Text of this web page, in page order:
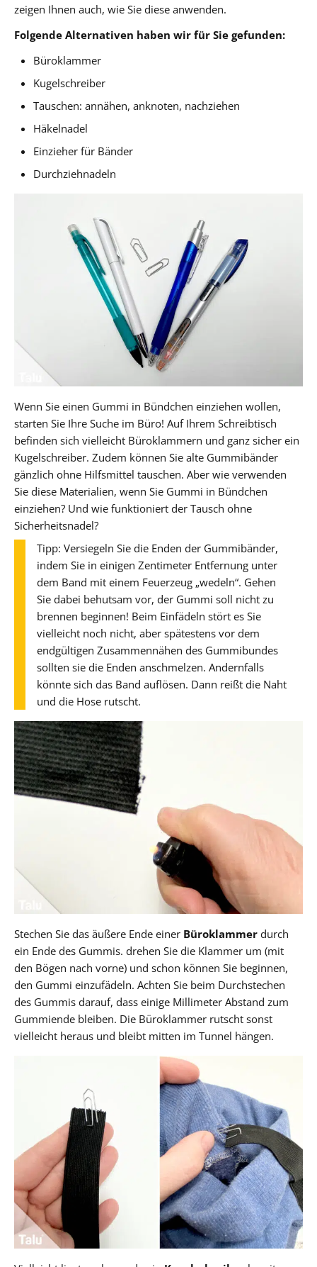
zeigen Ihnen auch, wie Sie diese anwenden.
Folgende Alternativen haben wir für Sie gefunden:
Büroklammer
Kugelschreiber
Tauschen: annähen, anknoten, nachziehen
Häkelnadel
Einzieher für Bänder
Durchziehnadeln
Wenn Sie einen Gummi in Bündchen einziehen wollen,
starten Sie Ihre Suche im Büro! Auf Ihrem Schreibtisch
befinden sich vielleicht Büroklammern und ganz sicher ein
Kugelschreiber. Zudem können Sie alte Gummibänder
gänzlich ohne Hilfsmittel tauschen. Aber wie verwenden
Sie diese Materialien, wenn Sie Gummi in Bündchen
einziehen? Und wie funktioniert der Tausch ohne
Sicherheitsnadel?
Tipp: Versiegeln Sie die Enden der Gummibänder,
indem Sie in einigen Zentimeter Entfernung unter
dem Band mit einem Feuerzeug „wedeln“. Gehen
Sie dabei behutsam vor, der Gummi soll nicht zu
brennen beginnen! Beim Einfädeln stört es Sie
vielleicht noch nicht, aber spätestens vor dem
endgültigen Zusammennähen des Gummibundes
sollten sie die Enden anschmelzen. Andernfalls
könnte sich das Band auflösen. Dann reißt die Naht
und die Hose rutscht.
Stechen Sie das äußere Ende einer Büroklammer durch
ein Ende des Gummis. drehen Sie die Klammer um (mit
den Bögen nach vorne) und schon können Sie beginnen,
den Gummi einzufädeln. Achten Sie beim Durchstechen
des Gummis darauf, dass einige Millimeter Abstand zum
Gummiende bleiben. Die Büroklammer rutscht sonst
vielleicht heraus und bleibt mitten im Tunnel hängen.